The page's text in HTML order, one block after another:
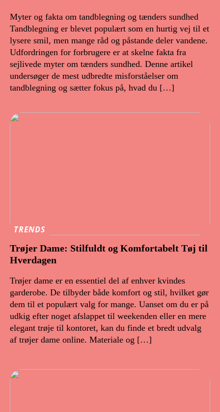
Myter og fakta om tandblegning og tænders sundhed
Tandblegning er blevet populært som en hurtig vej til et
lysere smil, men mange råd og påstande deler vandene.
Udfordringen for forbrugere er at skelne fakta fra
sejlivede myter om tænders sundhed. Denne artikel
undersøger de mest udbredte misforståelser om
tandblegning og sætter fokus på, hvad du […]
TRENDS
Trøjer Dame: Stilfuldt og Komfortabelt Tøj til
Hverdagen
Trøjer dame er en essentiel del af enhver kvindes
garderobe. De tilbyder både komfort og stil, hvilket gør
dem til et populært valg for mange. Uanset om du er på
udkig efter noget afslappet til weekenden eller en mere
elegant trøje til kontoret, kan du finde et bredt udvalg
af trøjer dame online. Materiale og […]